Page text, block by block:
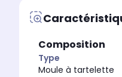
Composition
Type
Moule à tartelette